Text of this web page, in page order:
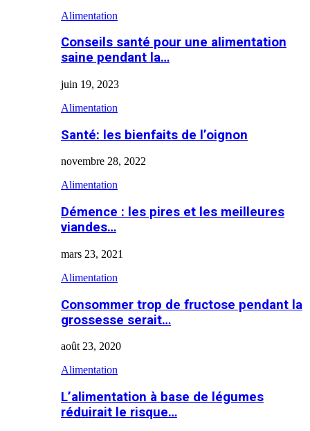
Alimentation
Conseils santé pour une alimentation
saine pendant la…
juin 19, 2023
Alimentation
Santé: les bienfaits de l’oignon
novembre 28, 2022
Alimentation
Démence : les pires et les meilleures
viandes…
mars 23, 2021
Alimentation
Consommer trop de fructose pendant la
grossesse serait…
août 23, 2020
Alimentation
L’alimentation à base de légumes
réduirait le risque…